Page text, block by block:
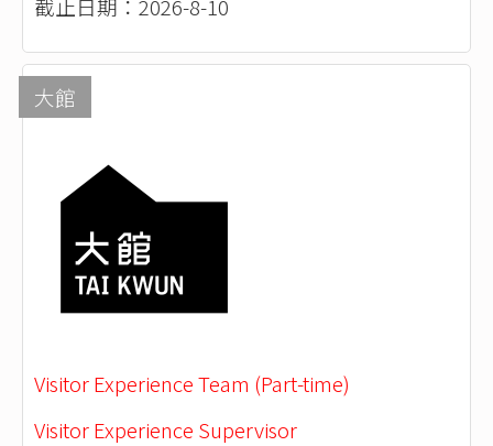
截止日期：2026-8-10
大館
Visitor Experience Team (Part-time)
Visitor Experience Supervisor